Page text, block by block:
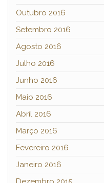
Outubro 2016
Setembro 2016
Agosto 2016
Julho 2016
Junho 2016
Maio 2016
Abril 2016
Março 2016
Fevereiro 2016
Janeiro 2016